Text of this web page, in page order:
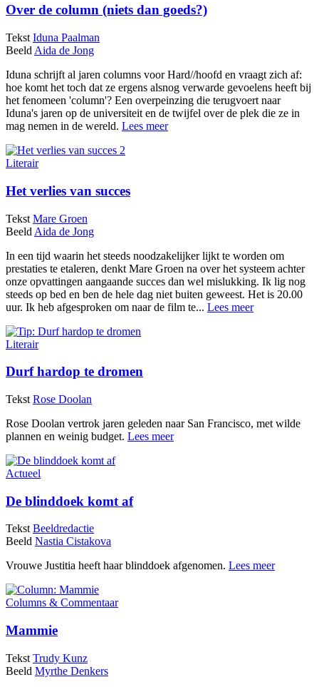
Over de column (niets dan goeds?)
Tekst Iduna Paalman
Beeld Aida de Jong
Iduna schrijft al jaren columns voor Hard//hoofd en vraagt zich af:
hoe komt het toch dat ze ergens alsnog verwarde gevoelens heeft bij
het fenomeen 'column'? Een overpeinzing die terugvoert naar
Iduna's jaren op de universiteit en de twijfel over de plek die ze in
mag nemen in de wereld. Lees meer
Literair
Het verlies van succes
Tekst Mare Groen
Beeld Aida de Jong
In een tijd waarin het steeds noodzakelijker lijkt te worden om
prestaties te etaleren, denkt Mare Groen na over het systeem achter
onze opvattingen aangaande succes dan wel mislukking. Ik lig nog
steeds op bed en ben de hele dag niet buiten geweest. Het is 20.00
uur. Ik heb afgesproken om naar de film te... Lees meer
Literair
Durf hardop te dromen
Tekst Rose Doolan
Rose Doolan vertrok jaren geleden naar San Francisco, met wilde
plannen en weinig budget. Lees meer
Actueel
De blinddoek komt af
Tekst Beeldredactie
Beeld Nastia Cistakova
Vrouwe Justitia heeft haar blinddoek afgenomen. Lees meer
Columns & Commentaar
Mammie
Tekst Trudy Kunz
Beeld Myrthe Denkers